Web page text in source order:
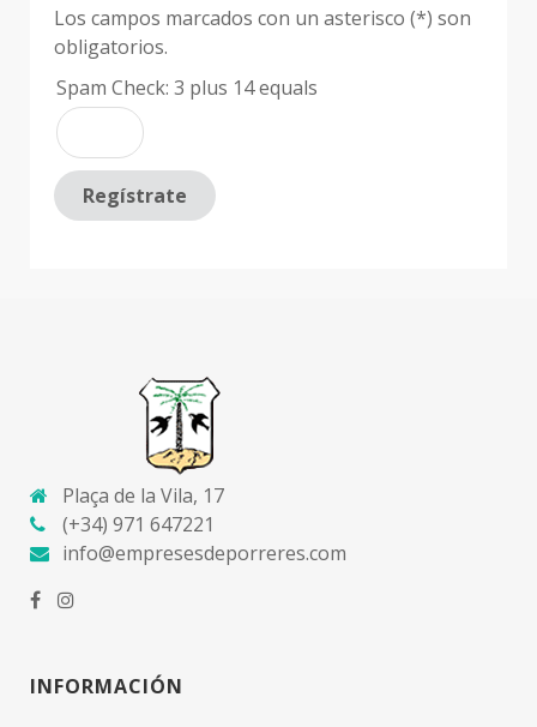
Los campos marcados con un asterisco (*) son
obligatorios.
Spam Check: 3 plus 14 equals
Regístrate
Plaça de la Vila, 17
(+34) 971 647221
info@empresesdeporreres.com
INFORMACIÓN